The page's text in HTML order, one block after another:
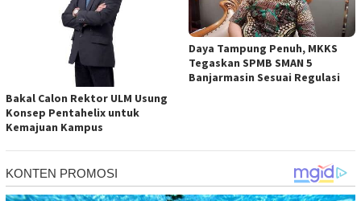
Bakal Calon Rektor ULM Usung
Konsep Pentahelix untuk
Kemajuan Kampus
Daya Tampung Penuh, MKKS
Tegaskan SPMB SMAN 5
Banjarmasin Sesuai Regulasi